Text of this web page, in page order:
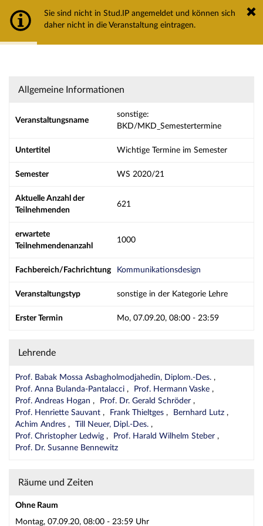
Hauptnavigation
Hochschule Trier
sonstige: BKD/MKD_Semestertermine -
Allgemeine Informationen
Veranstaltungsname
sonstige:
BKD/MKD_Semestertermine
Untertitel Wichtige Termine im Semester
Semester WS 2020/21
Aktuelle Anzahl der
Teilnehmenden
621
erwartete
Teilnehmendenanzahl
1000
Fachbereich/Fachrichtung Kommunikationsdesign
Veranstaltungstyp sonstige in der Kategorie Lehre
Erster Termin Mo, 07.09.20, 08:00 - 23:59
Lehrende
Prof. Babak Mossa Asbagholmodjahedin, Diplom.-Des.
Prof. Anna Bulanda-Pantalacci
Prof. Hermann Vaske
Prof. Andreas Hogan
Prof. Dr. Gerald Schröder
Prof. Henriette Sauvant
Frank Thieltges
Bernhard Lutz
Achim Andres
Till Neuer, Dipl.-Des.
Prof. Christopher Ledwig
Prof. Harald Wilhelm Steber
Prof. Dr. Susanne Bennewitz
Räume und Zeiten
Ohne Raum
Montag, 07.09.20, 08:00 - 23:59 Uhr
Sie sind nicht in Stud.IP angemeldet und können sich
daher nicht in die Veranstaltung eintragen.